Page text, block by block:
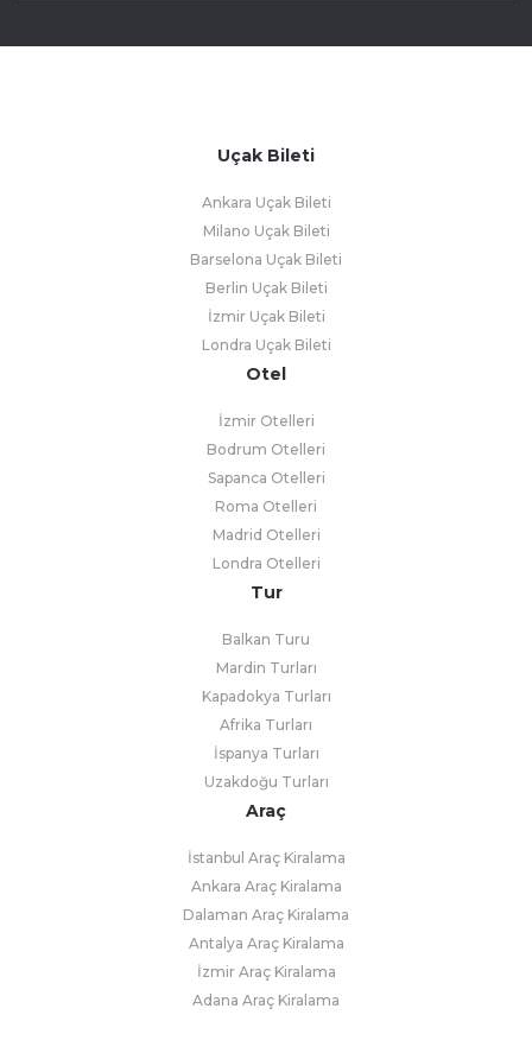
Uçak Bileti
Ankara Uçak Bileti
Milano Uçak Bileti
Barselona Uçak Bileti
Berlin Uçak Bileti
İzmir Uçak Bileti
Londra Uçak Bileti
Otel
İzmir Otelleri
Bodrum Otelleri
Sapanca Otelleri
Roma Otelleri
Madrid Otelleri
Londra Otelleri
Tur
Balkan Turu
Mardin Turları
Kapadokya Turları
Afrika Turları
İspanya Turları
Uzakdoğu Turları
Araç
İstanbul Araç Kiralama
Ankara Araç Kiralama
Dalaman Araç Kiralama
Antalya Araç Kiralama
İzmir Araç Kiralama
Adana Araç Kiralama